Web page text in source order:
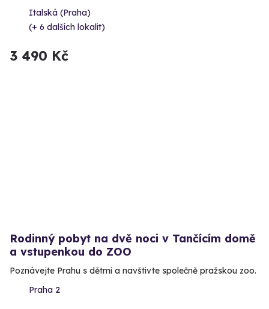
Italská (Praha)
(+ 6 dalších lokalit)
3 490 Kč
Rodinný pobyt na dvě noci v Tančícím domě
a vstupenkou do ZOO
Poznávejte Prahu s dětmi a navštivte společně pražskou zoo.
Praha 2